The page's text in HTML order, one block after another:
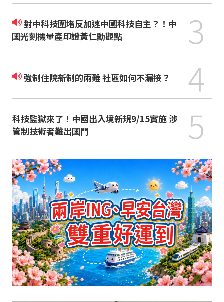
對中科技圍堵反加速中國科技自主？！中
國光刻機量產印證黃仁勳觀點
3
強制住院新制的兩難 社區如何不漏接？ 4
科技監獄來了！中國出入境新規9/15實施 涉
管制技術者難出國門
5